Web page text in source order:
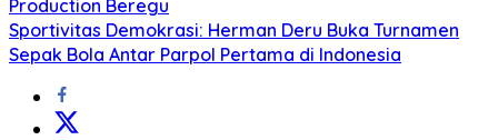
Production Beregu
Sportivitas Demokrasi: Herman Deru Buka Turnamen
Sepak Bola Antar Parpol Pertama di Indonesia